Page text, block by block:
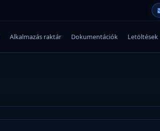
Alkalmazás raktár Dokumentációk Letöltések